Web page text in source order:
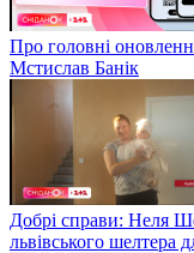
Про головні
Мстислав Банік
Добрі справи: Неля
львівського шелтера